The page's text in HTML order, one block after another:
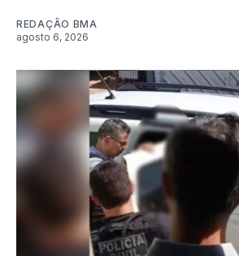
REDAÇÃO BMA
agosto 6, 2026